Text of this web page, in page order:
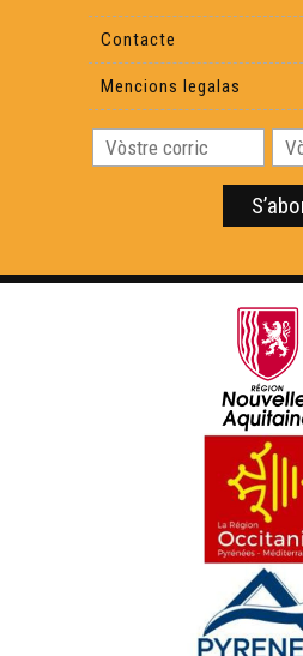
Òc Kay - Ventadorn
ÒC Kay - País de Santria
ÒC KAY - Tula
ÒC Kay - Chaslus-Chabròl
ÒC Kay - Lemòtges
ÒC Kay - Pèira-Bufièra
ÒC Kay - La porcelana
Contacte
Mencions legalas